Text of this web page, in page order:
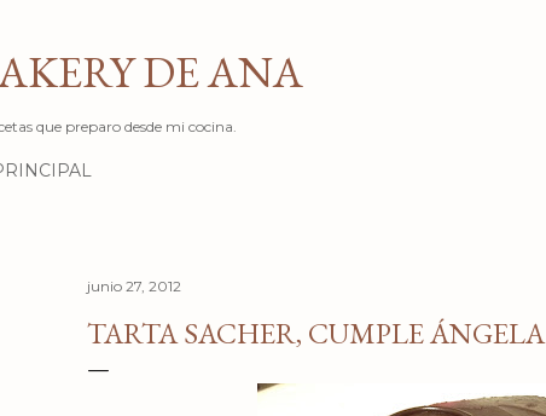
DE ANA
que preparo desde mi cocina.
junio 27, 2012
TARTA SACHER, CUMPLE ÁNGELA